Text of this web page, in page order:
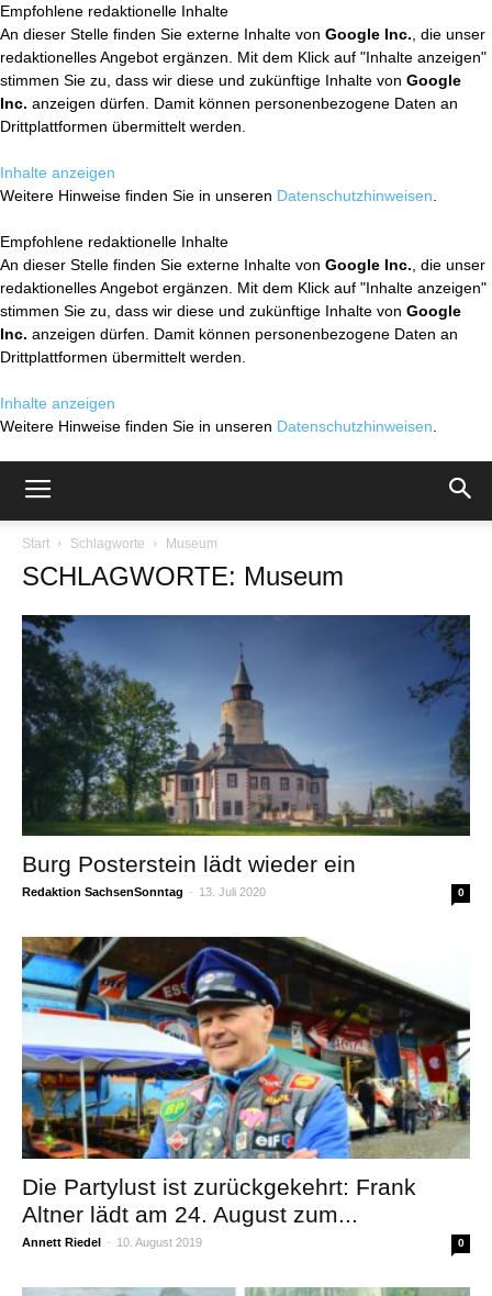
Empfohlene redaktionelle Inhalte
An dieser Stelle finden Sie externe Inhalte von Google Inc. , die unser
redaktionelles Angebot ergänzen. Mit dem Klick auf "Inhalte anzeigen"
stimmen Sie zu, dass wir diese und zukünftige Inhalte von Google
Inc. anzeigen dürfen. Damit können personenbezogene Daten an
Drittplattformen übermittelt werden.
Inhalte anzeigen
Weitere Hinweise finden Sie in unseren Datenschutzhinweisen
Empfohlene redaktionelle Inhalte
An dieser Stelle finden Sie externe Inhalte von Google Inc. , die unser
redaktionelles Angebot ergänzen. Mit dem Klick auf "Inhalte anzeigen"
stimmen Sie zu, dass wir diese und zukünftige Inhalte von Google
Inc. anzeigen dürfen. Damit können personenbezogene Daten an
Drittplattformen übermittelt werden.
Inhalte anzeigen
Weitere Hinweise finden Sie in unseren Datenschutzhinweisen
Start Schlagworte Museum
SCHLAGWORTE: Museum
Burg Posterstein lädt wieder ein
Redaktion SachsenSonntag - 13. Juli 2020 0
Die Partylust ist zurückgekehrt: Frank
Altner lädt am 24. August zum...
Annett Riedel - 10. August 2019 0